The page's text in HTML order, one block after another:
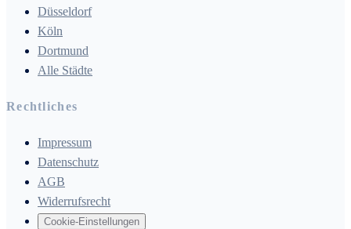
Düsseldorf
Köln
Dortmund
Alle Städte
Rechtliches
Impressum
Datenschutz
AGB
Widerrufsrecht
Cookie-Einstellungen